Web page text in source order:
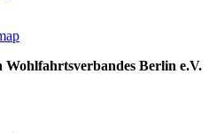
Berlin e.V.